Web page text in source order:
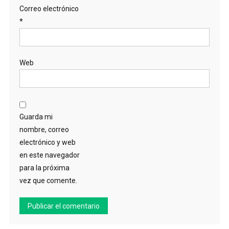
Correo electrónico
*
Web
Guarda mi
nombre, correo
electrónico y web
en este navegador
para la próxima
vez que comente.